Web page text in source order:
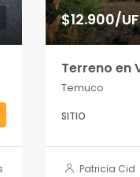
$12.900/UF
Temuco
SITIO
Patricia Cid